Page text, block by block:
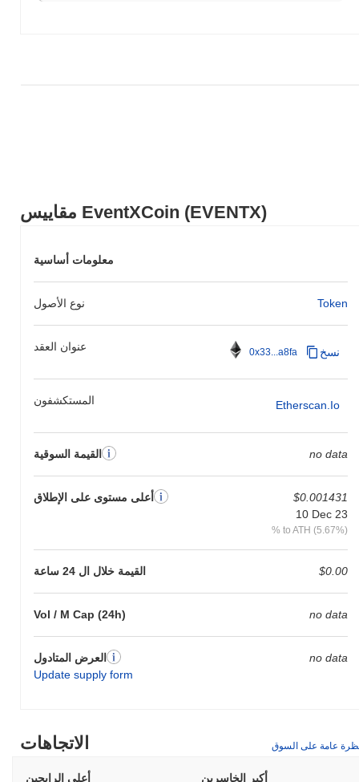
مقاييس EventXCoin (EVENTX)
معلومات أساسية
نوع الأصول Token
عنوان العقد 0x33...a8fa نسخ
المستكشفون Etherscan.io
القيمة السوقية no data
أعلى مستوى على الإطلاق
$0.001431
10 Dec 23
% to ATH (5.67%)
القيمة خلال ال 24 ساعة $0.00
Vol / M Cap (24h) no data
العرض المتادول
Update supply form
no data
الاتجاهات عامة على السوق
أعلى الرابحين أكبر الخاسرين